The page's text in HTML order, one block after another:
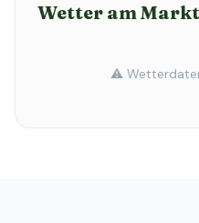
Wetter am Markt
⚠️